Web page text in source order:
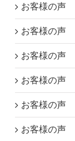
お客様の声
お客様の声
お客様の声
お客様の声
お客様の声
お客様の声